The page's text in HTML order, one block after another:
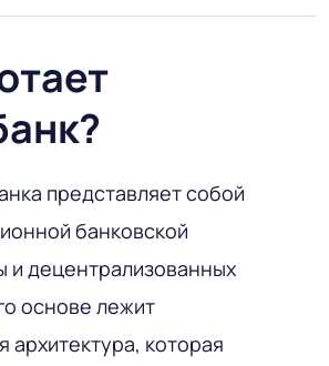
представляет собой
банковской
и децентрализованных
основе лежит
архитектура, которая